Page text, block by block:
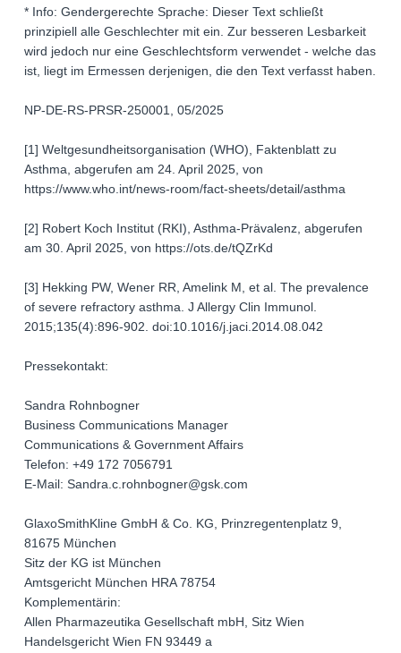
* Info: Gendergerechte Sprache: Dieser Text schließt
prinzipiell alle Geschlechter mit ein. Zur besseren Lesbarkeit
wird jedoch nur eine Geschlechtsform verwendet - welche das
ist, liegt im Ermessen derjenigen, die den Text verfasst haben.
NP-DE-RS-PRSR-250001, 05/2025
[1] Weltgesundheitsorganisation (WHO), Faktenblatt zu
Asthma, abgerufen am 24. April 2025, von
https://www.who.int/news-room/fact-sheets/detail/asthma
[2] Robert Koch Institut (RKI), Asthma-Prävalenz, abgerufen
am 30. April 2025, von https://ots.de/tQZrKd
[3] Hekking PW, Wener RR, Amelink M, et al. The prevalence
of severe refractory asthma. J Allergy Clin Immunol.
2015;135(4):896-902. doi:10.1016/j.jaci.2014.08.042
Pressekontakt:
Sandra Rohnbogner
Business Communications Manager
Communications & Government Affairs
Telefon: +49 172 7056791
E-Mail: Sandra.c.rohnbogner@gsk.com
GlaxoSmithKline GmbH & Co. KG, Prinzregentenplatz 9,
81675 München
Sitz der KG ist München
Amtsgericht München HRA 78754
Komplementärin:
Allen Pharmazeutika Gesellschaft mbH, Sitz Wien
Handelsgericht Wien FN 93449 a